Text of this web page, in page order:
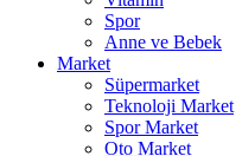
Spor
Anne ve Bebek
Market
Süpermarket
Teknoloji Market
Spor Market
Oto Market